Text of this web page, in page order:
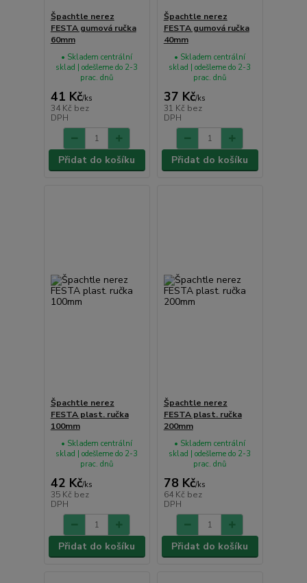
Špachtle nerez
FESTA gumová ručka
60mm
41 Kč/ks
34 Kč bez
DPH
• Skladem centrální
sklad | odešleme do 2-3
prac. dnů
Přidat do košíku
Špachtle nerez
FESTA gumová ručka
40mm
37 Kč/ks
31 Kč bez
DPH
• Skladem centrální
sklad | odešleme do 2-3
prac. dnů
Přidat do košíku
Špachtle nerez
FESTA plast. ručka
100mm
42 Kč/ks
35 Kč bez
DPH
• Skladem centrální
sklad | odešleme do 2-3
prac. dnů
Přidat do košíku
Špachtle nerez
FESTA plast. ručka
200mm
78 Kč/ks
64 Kč bez
DPH
• Skladem centrální
sklad | odešleme do 2-3
prac. dnů
Přidat do košíku